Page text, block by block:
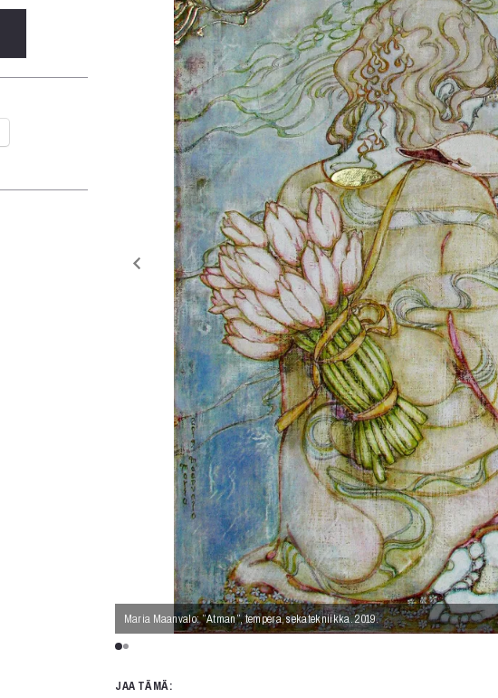
Maria Maanvalo: ”Atman”, tempera, sekatekniikka. 2019.
JAA TÄMÄ: